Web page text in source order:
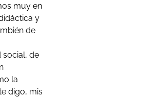
muy en
y
de
social, de
la
digo, mis